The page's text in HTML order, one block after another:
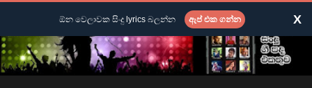
ඕන වෙලාවක සිංදු lyrics බලන්න ඇප් එක ගන්න X